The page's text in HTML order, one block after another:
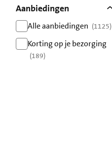
Aanbiedingen
Alle aanbiedingen (1125)
resultaten
Korting op je bezorging
(189)